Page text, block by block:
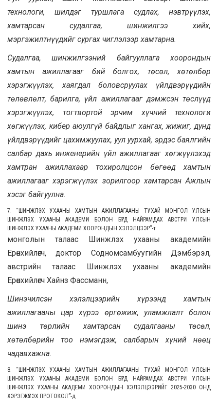
технологи, шилдэг туршлага судлах, нэвтрүүлэх,
хамтарсан судалгаа, шинжилгээ хийх,
мэргэжилтнүүдийг сургах чиглэлээр хамтарна.
Судалгаа, шинжилгээний байгууллага хоорондын
хамтын ажиллагааг бий болгох, төсөл, хөтөлбөр
хэрэгжүүлэх, хаягдал боловсруулах үйлдвэрүүдийн
төлөвлөлт, барилга, үйл ажиллагааг дэмжсэн төслүүд
хэрэгжүүлэх, тогтвортой эрчим хүчний технологи
хөгжүүлэх, кибер аюулгүй байдлыг хангах, жижиг, дунд
үйлдвэрүүдийг цахимжуулах, уул уурхай, эрдэс баялгийн
салбар дахь инженерийн үйл ажиллагааг хөгжүүлэхэд
хамтран ажиллахаар тохиролцсон бөгөөд хамтын
ажиллагааг хэрэгжүүлэх зорилгоор хамтарсан Ажлын
хэсэг байгуулна.
7. “ШИНЖЛЭХ УХААНЫ ХАМТЫН АЖИЛЛАГААНЫ ТУХАЙ МОНГОЛ УЛСЫН
ШИНЖЛЭХ УХААНЫ АКАДЕМИ БОЛОН БҮГД НАЙРАМДАХ АВСТРИ УЛСЫН
ШИНЖЛЭХ УХААНЫ АКАДЕМИ ХООРОНДЫН ХЭЛЭЛЦЭЭР”-т
монголын талаас Шинжлэх ухааны академийн
Ерөнхийлөгч, доктор Содномсамбуугийн Дэмбэрэл,
австрийн талаас Шинжлэх ухааны академийн
Ерөнхийлөгч Хайнз Фассманн,
Шинэчилсэн хэлэлцээрийн хүрээнд хамтын
ажиллагааны цар хүрээ өргөжиж, уламжлалт болон
шинэ төрлийн хамтарсан судалгааны төсөл,
хөтөлбөрийн тоо нэмэгдэж, салбарын хүний нөөц
чадавхажна.
8. “ШИНЖЛЭХ УХААНЫ ХАМТЫН АЖИЛЛАГААНЫ ТУХАЙ МОНГОЛ УЛСЫН
ШИНЖЛЭХ УХААНЫ АКАДЕМИ БОЛОН БҮГД НАЙРАМДАХ АВСТРИ УЛСЫН
ШИНЖЛЭХ УХААНЫ АКАДЕМИ ХООРОНДЫН ХЭЛЭЛЦЭЭРИЙГ 2025-2030 ОНД
ХЭРЭГЖҮҮЛЭХ ПРОТОКОЛ”-д